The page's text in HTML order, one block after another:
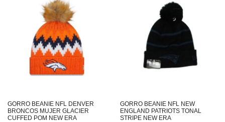
GORRO BEANIE NFL DENVER
BRONCOS MUJER GLACIER
CUFFED POM NEW ERA
GORRO BEANIE NFL NEW
ENGLAND PATRIOTS TONAL
STRIPE NEW ERA